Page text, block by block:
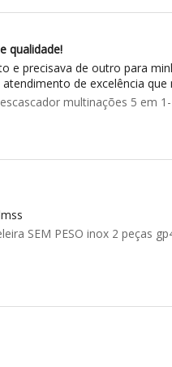
qualidade!
e precisava de outro para
de excelência que
multinações 5 em
SEM PESO inox 2 peças